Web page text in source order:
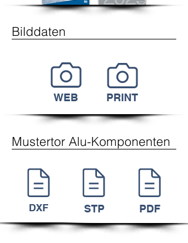
Bilddaten
WEB PRINT
Mustertor Alu-Komponenten
DXF STP PDF